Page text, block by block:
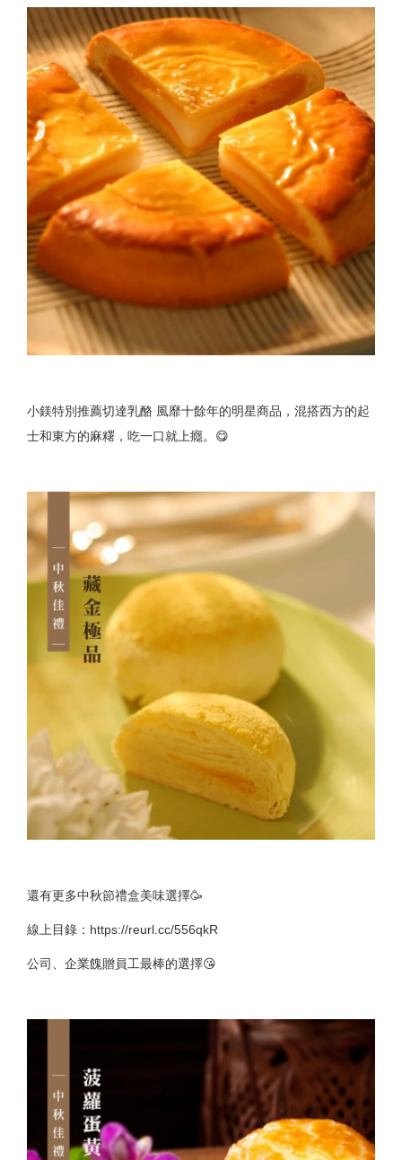
小鎂特別推薦切達乳酪 風靡十餘年的明星商品，混搭西方的起
士和東方的麻糬，吃一口就上癮。😋
還有更多中秋節禮盒美味選擇🥳
線上目錄：https://reurl.cc/556qkR
公司、企業餽贈員工最棒的選擇😘